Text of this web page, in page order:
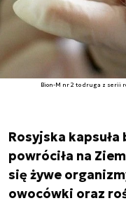
Bion-M nr 2 to druga z serii
Rosyjska kapsuła
powróciła na
się żywe
owocówki oraz